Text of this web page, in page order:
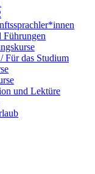
Für das Studium
und Lektüre